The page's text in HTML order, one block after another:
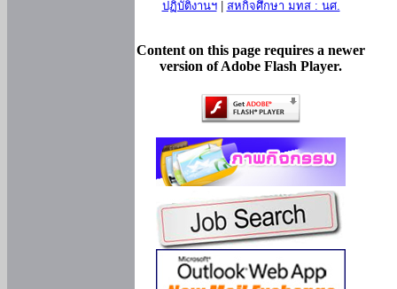
ปฏิบัติงานฯ| สหกิจศึกษา มทส : นศ.
Content on this page requires a newer
version of Adobe Flash Player.